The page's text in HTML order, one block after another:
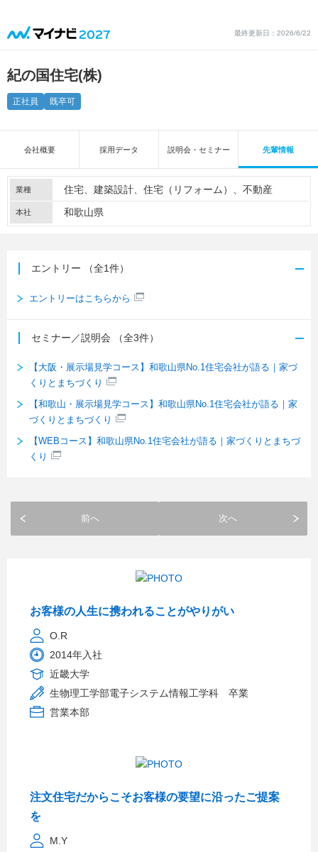
最終更新日：2026/6/22
紀の国住宅(株)
正社員 既卒可
会社概要 採用データ 説明会・セミナー 先輩情報
業種 住宅 建築設計 住宅（リフォーム） 不動産
本社 和歌山県
エントリー （全1件）
エントリーはこちらから
セミナー／説明会 （全3件）
【大阪・展示場見学コース】和歌山県No.1住宅会社が語る｜家づ
くりとまちづくり
【和歌山・展示場見学コース】和歌山県No.1住宅会社が語る｜家
づくりとまちづくり
【WEBコース】和歌山県No.1住宅会社が語る｜家づくりとまちづ
くり
前へ 次へ
お客様の人生に携われることがやりがい
O.R
2014年入社
近畿大学
生物理工学部電子システム情報工学科 卒業
営業本部
注文住宅だからこそお客様の要望に沿ったご提案
を
M.Y